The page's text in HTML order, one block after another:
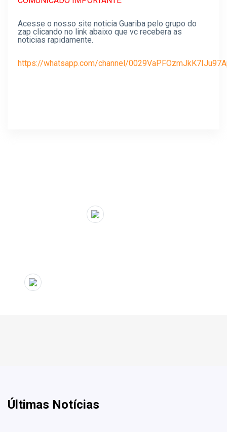
Acesse o nosso site noticia Guariba pelo grupo do
zap clicando no link abaixo que vc recebera as
noticias rapidamente.
https://whatsapp.com/channel/
Últimas Notícias